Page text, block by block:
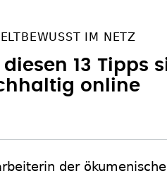
IM NETZ
diesen 13 Tipps
online
der